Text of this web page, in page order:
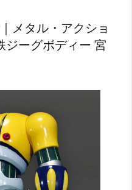
メタル・アクショ
ジーグボディー 宮